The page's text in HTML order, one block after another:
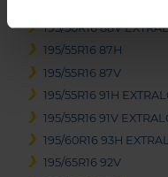
195/50R16 88V
195/55R16 87H
195/55R16 87V
195/55R16 91H
195/55R16 91V
195/60R16 93H
195/65R16 92V